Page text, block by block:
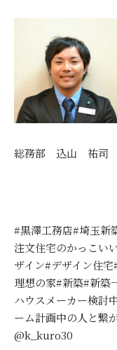
総務部 込山 祐司
#黒澤工務店#埼玉
注文住宅のかっこい
ザイン#デザイン住
理想の家#新築#新築
ハウスメーカー検討
ーム計画中の人と繋
@k_kuro30